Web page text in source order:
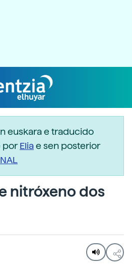
euskara e traducido
porEliae sen posterior
nitróxeno dos